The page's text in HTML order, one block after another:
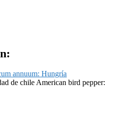
de chile American bird pepper: